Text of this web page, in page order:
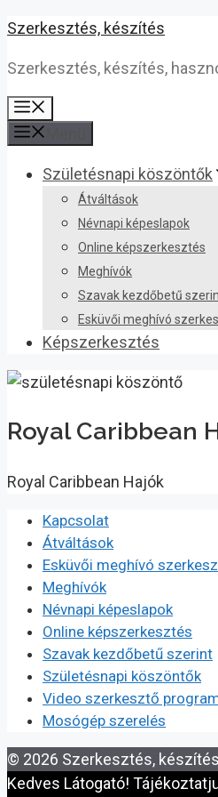
Kilépés
tartalomba
Szerkesztés, készítés
Szerkesztés, készítés,
Születésnapi köszöntők
Átváltások
Névnapi képeslapok
Online képszerkesztés
Meghívók
Szavak kezdőbetű
Esküvői meghívó
Képszerkesztés
Royal Caribbean
Royal Caribbean Hajók
Kapcsolat
Átváltások
Esküvői meghívó
Meghívók
Névnapi képeslapok
Online képszerkesztés
Szavak kezdőbetű szerint
Születésnapi köszöntők
Video szerkesztő
Mosógép szerelés
© 2026 Szerkesztés, készítés
Kedves Látogató!